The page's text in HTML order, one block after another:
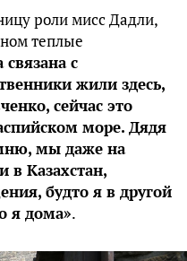
роли мисс Дадли,
теплые
связана с
жили здесь,
сейчас это
море. Дядя
мы даже на
в Казахстан,
будто я в другой
я дома».